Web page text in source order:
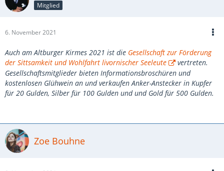
Mitglied
6. November 2021
Auch am Altburger Kirmes 2021 ist die Gesellschaft zur Förderung
der Sittsamkeit und Wohlfahrt livornischer Seeleute
vertreten.
Gesellschaftsmitglieder bieten Informationsbroschüren und
kostenlosen Glühwein an und verkaufen Anker-Anstecker in Kupfer
für 20 Gulden, Silber für 100 Gulden und und Gold für 500 Gulden.
Zoe Bouhne